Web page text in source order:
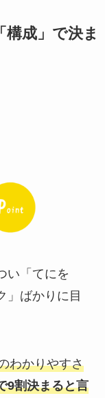
成」で決ま
い「てにを
」ばかりに目
わかりやすさ
9割決まると言